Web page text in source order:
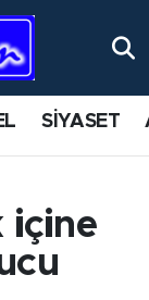
SİYASET
içine